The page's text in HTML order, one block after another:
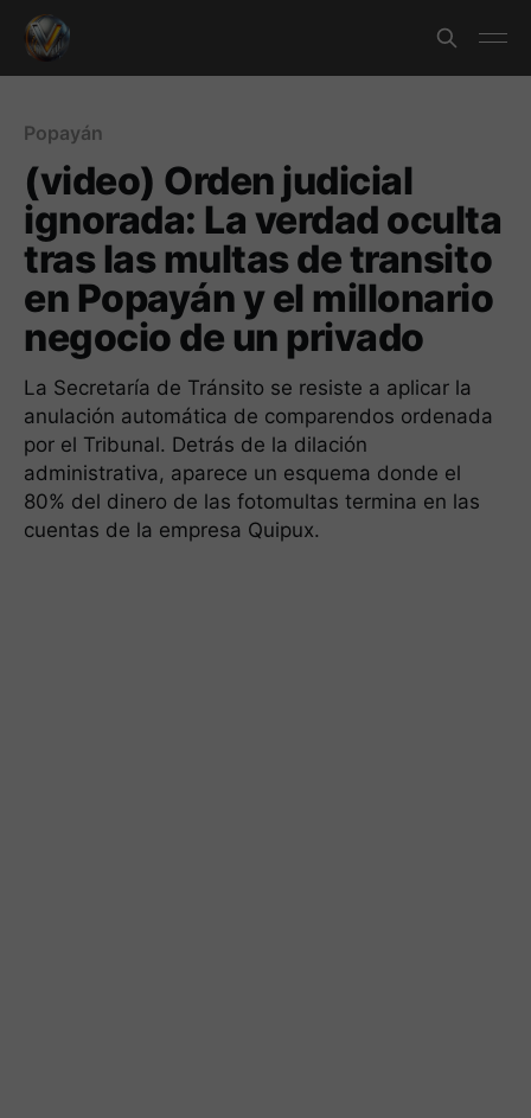
Popayán
(video) Orden judicial
ignorada: La verdad oculta
tras las multas de transito
en Popayán y el millonario
negocio de un privado
La Secretaría de Tránsito se resiste a aplicar la
anulación automática de comparendos ordenada
por el Tribunal. Detrás de la dilación
administrativa, aparece un esquema donde el
80% del dinero de las fotomultas termina en las
cuentas de la empresa Quipux.